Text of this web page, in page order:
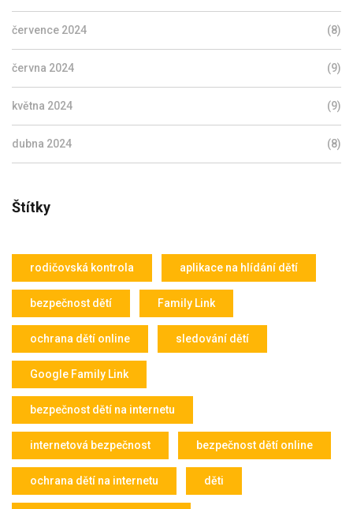
července 2024 (8)
června 2024 (9)
května 2024 (9)
dubna 2024 (8)
Štítky
rodičovská kontrola aplikace na hlídání dětí
bezpečnost dětí Family Link
ochrana dětí online sledování dětí
Google Family Link
bezpečnost dětí na internetu
internetová bezpečnost bezpečnost dětí online
ochrana dětí na internetu děti